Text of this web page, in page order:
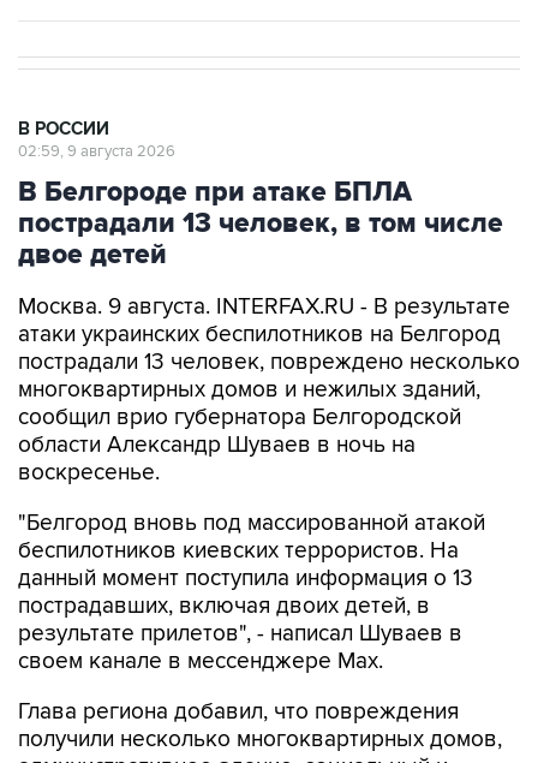
В РОССИИ
02:59, 9 августа 2026
В Белгороде при атаке БПЛА
пострадали 13 человек, в том числе
двое детей
Москва. 9 августа. INTERFAX.RU - В результате
атаки украинских беспилотников на Белгород
пострадали 13 человек, повреждено несколько
многоквартирных домов и нежилых зданий,
сообщил врио губернатора Белгородской
области Александр Шуваев в ночь на
воскресенье.
"Белгород вновь под массированной атакой
беспилотников киевских террористов. На
данный момент поступила информация о 13
пострадавших, включая двоих детей, в
результате прилетов", - написал Шуваев в
своем канале в мессенджере Max.
Глава региона добавил, что повреждения
получили несколько многоквартирных домов,